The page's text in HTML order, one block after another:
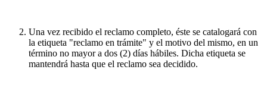
Una vez recibido el reclamo completo, éste se catalogará con
la etiqueta "reclamo en trámite" y el motivo del mismo, en un
término no mayor a dos (2) días hábiles. Dicha etiqueta se
mantendrá hasta que el reclamo sea decidido.